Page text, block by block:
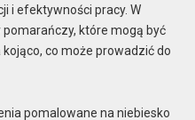
i efektywności pracy. W
które mogą być
co może prowadzić do
pomalowane na niebiesko